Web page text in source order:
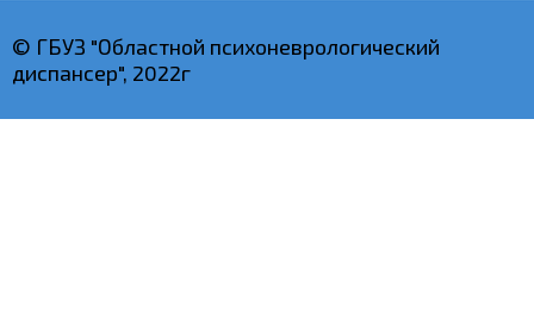
© ГБУЗ "Областной психоневрологический
диспансер", 2022г